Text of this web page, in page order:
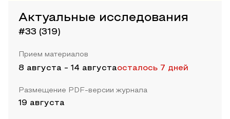
Актуальные исследования
#33 (319)
Прием материалов
8 августа - 14 августаосталось 7 дней
Размещение PDF-версии журнала
19 августа